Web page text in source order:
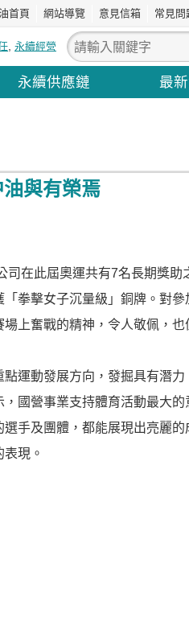
首頁 網站導覽 意見信箱 常見問
永續經營
永續供應鏈 最
與有榮焉
在此屆奧運共有7名長期獎助
拳擊女子沉量級」銅牌。對
上奮戰的精神，令人敬佩，
運動發展方向，發掘具有潛
國營事業支持體育活動最大
手及團體，都能展現出亮麗
現。